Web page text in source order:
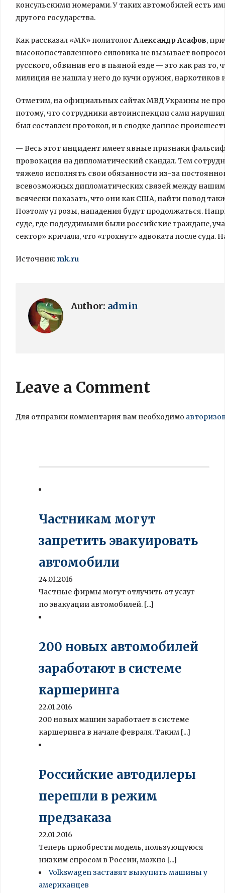
консульскими номерами. У таких автомобилей есть
другого государства.
Как рассказал «МК» политологАлександр Асафов,
высокопоставленного силовика не вызывает
русского, обвинив его в пьяной езде — это как раз
милиция не нашла у него до кучи оружия, наркотиков
Отметим, на официальных сайтах МВД Украины не
потому, что сотрудники автоинспекции сами
был составлен протокол, и в сводке данное
— Весь этот инцидент имеет явные признаки
провокация на дипломатический скандал. Тем
тяжело исполнять свои обязанности из-за
всевозможных дипломатических связей между
всячески показать, что они как США, найти повод
Поэтому угрозы, нападения будут продолжаться.
суде, где подсудимыми были российские граждане,
сектор» кричали, что «грохнут» адвоката после суда.
Источник: mk.ru
Author: admin
Leave a Comment
Для отправки комментария вам необходимо
Частникам могут
запретить эвакуировать
автомобили
24.01.2016
Частные фирмы могут отлучить от услуг
по эвакуации автомобилей. [...]
200 новых автомобилей
заработают в системе
каршеринга
22.01.2016
200 новых машин заработает в системе
каршеринга в начале февраля. Таким [...]
Российские автодилеры
перешли в режим
предзаказа
22.01.2016
Теперь приобрести модель, пользующуюся
низким спросом в России, можно [...]
Volkswagen заставят выкупить машины у
американцев